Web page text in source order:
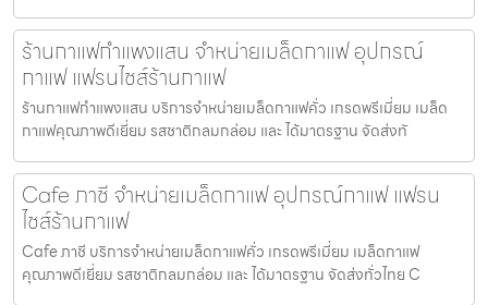
ร้านกาแฟกำแพงแสน จำหน่ายเมล็ดกาแฟ อุปกรณ์
กาแฟ แฟรนไชส์ร้านกาแฟ
ร้านกาแฟกำแพงแสน บริการจำหน่ายเมล็ดกาแฟคั่ว เกรดพรีเมี่ยม เมล็ด
กาแฟคุณภาพดีเยี่ยม รสชาติกลมกล่อม และ ได้มาตรฐาน จัดส่งทั
Cafe ภาชี จำหน่ายเมล็ดกาแฟ อุปกรณ์กาแฟ แฟรน
ไชส์ร้านกาแฟ
Cafe ภาชี บริการจำหน่ายเมล็ดกาแฟคั่ว เกรดพรีเมี่ยม เมล็ดกาแฟ
คุณภาพดีเยี่ยม รสชาติกลมกล่อม และ ได้มาตรฐาน จัดส่งทั่วไทย C